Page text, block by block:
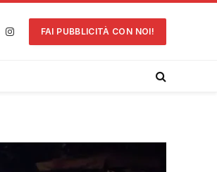
Instagram
FAI PUBBLICITÀ CON NOI!